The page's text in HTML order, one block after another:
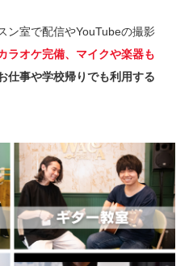
ン室で配信やYouTubeの撮影
ラオケ完備、マイクや楽器も
仕事や学校帰りでも利用する